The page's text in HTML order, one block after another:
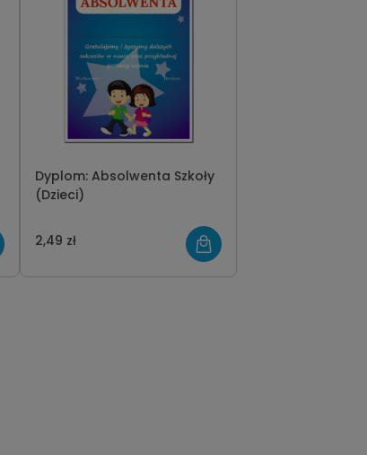
Dyplom: Absolwenta Szkoły
(Dzieci)
2,49 zł